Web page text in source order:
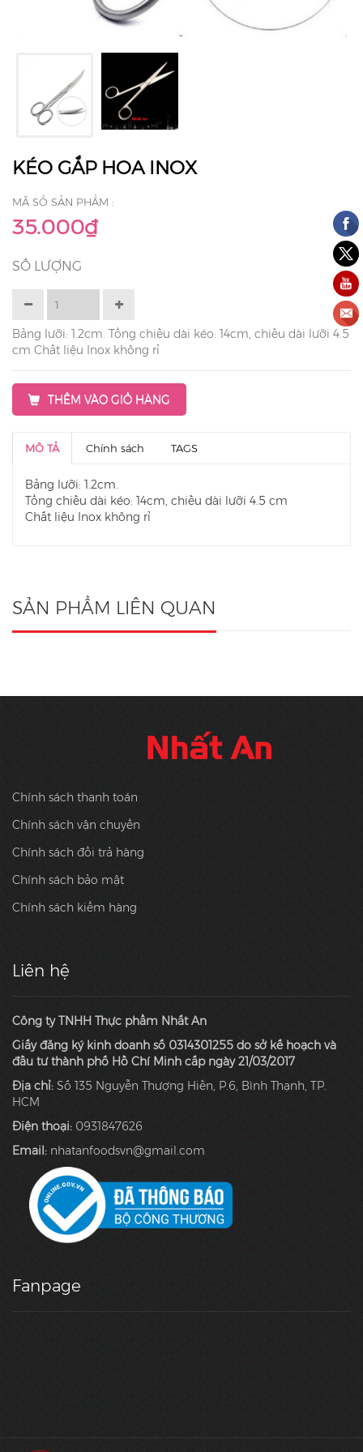
KÉO GẮP HOA INOX
MÃ SỐ SẢN PHẨM :
35.000₫
SỐ LƯỢNG
Bảng lưỡi: 1.2cm. Tổng chiều dài kéo: 14cm, chiều dài lưỡi 4.5
cm Chất liệu Inox không rỉ
THÊM VÀO GIỎ HÀNG
MÔ TẢ Chính sách TAGS
Bảng lưỡi: 1.2cm.
Tổng chiều dài kéo: 14cm, chiều dài lưỡi 4.5 cm
Chất liệu Inox không rỉ
SẢN PHẨM LIÊN QUAN
Chính sách thanh toán
Chính sách vận chuyển
Chính sách đổi trả hàng
Chính sách bảo mật
Chính sách kiểm hàng
Liên hệ
Công ty TNHH Thực phẩm Nhất An
Giấy đăng ký kinh doanh số 0314301255 do sở kế hoạch và
đầu tư thành phố Hồ Chí Minh cấp ngày 21/03/2017
Địa chỉ: Số 135 Nguyễn Thượng Hiền, P.6, Bình Thạnh, TP.
HCM
Điện thoại: 0931847626
Email: nhatanfoodsvn@gmail.com
Fanpage